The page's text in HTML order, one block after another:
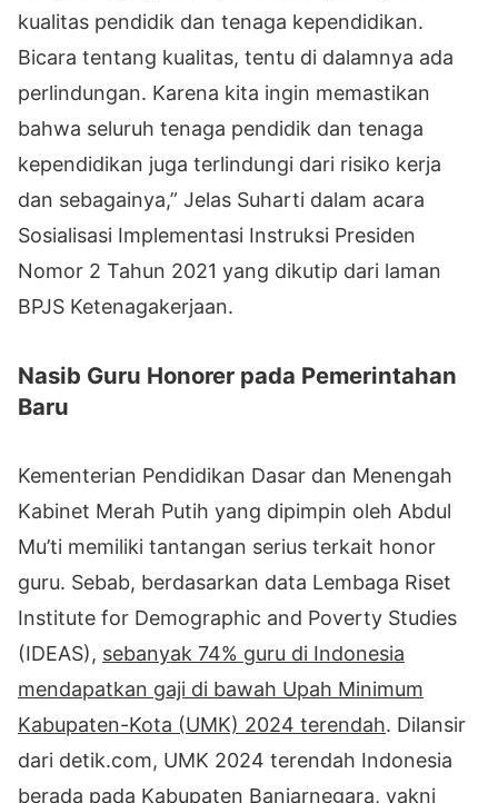
kualitas pendidik dan tenaga kependidikan.
Bicara tentang kualitas, tentu di dalamnya ada
perlindungan. Karena kita ingin memastikan
bahwa seluruh tenaga pendidik dan tenaga
kependidikan juga terlindungi dari risiko kerja
dan sebagainya,” Jelas Suharti dalam acara
Sosialisasi Implementasi Instruksi Presiden
Nomor 2 Tahun 2021 yang dikutip dari laman
BPJS Ketenagakerjaan.
Nasib Guru Honorer pada Pemerintahan
Baru
Kementerian Pendidikan Dasar dan Menengah
Kabinet Merah Putih yang dipimpin oleh Abdul
Mu’ti memiliki tantangan serius terkait honor
guru. Sebab, berdasarkan data Lembaga Riset
Institute for Demographic and Poverty Studies
(IDEAS), sebanyak 74% guru di Indonesia
mendapatkan gaji di bawah Upah Minimum
Kabupaten-Kota (UMK) 2024 terendah. Dilansir
dari detik.com, UMK 2024 terendah Indonesia
berada pada Kabupaten Banjarnegara, yakni